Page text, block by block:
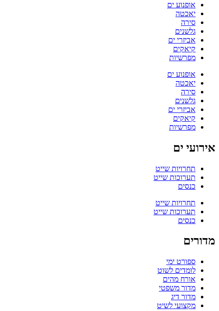
אופנוע ים
יאכטה
סירה
גלשנים
אביזרי ים
קיאקים
מפרשיות
אופנוע ים
יאכטה
סירה
גלשנים
אביזרי ים
קיאקים
מפרשיות
אירועי ים
תחרויות שייט
תערוכות שייט
כנסים
תחרויות שייט
תערוכות שייט
כנסים
מדורים
ספורט ימי
לומדים לשוט
אורח מהים
מדור משפטי
מדור דיג
מקצועי לשיט